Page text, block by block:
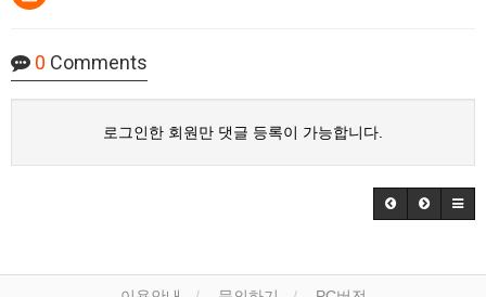
0 Comments
로그인한 회원만 댓글 등록이 가능합니다.